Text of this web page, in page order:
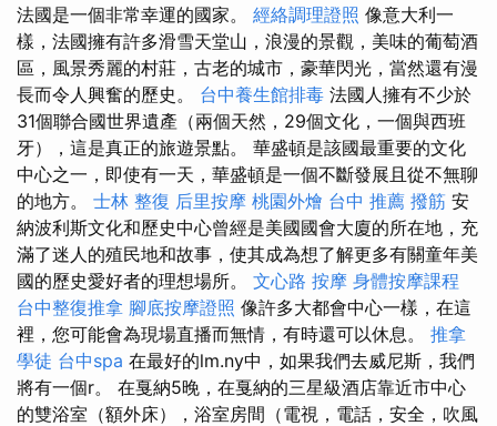
法國是一個非常幸運的國家。 經絡調理證照 像意大利一
樣，法國擁有許多滑雪天堂山，浪漫的景觀，美味的葡萄酒
區，風景秀麗的村莊，古老的城市，豪華閃光，當然還有漫
長而令人興奮的歷史。 台中養生館排毒 法國人擁有不少於
31個聯合國世界遺產（兩個天然，29個文化，一個與西班
牙），這是真正的旅遊景點。 華盛頓是該國最重要的文化
中心之一，即使有一天，華盛頓是一個不斷發展且從不無聊
的地方。 士林 整復 后里按摩 桃園外燴 台中 推薦 撥筋 安
納波利斯文化和歷史中心曾經是美國國會大廈的所在地，充
滿了迷人的殖民地和故事，使其成為想了解更多有關童年美
國的歷史愛好者的理想場所。 文心路 按摩 身體按摩課程
台中整復推拿 腳底按摩證照 像許多大都會中心一樣，在這
裡，您可能會為現場直播而無情，有時還可以休息。 推拿
學徒 台中spa 在最好的lm.ny中，如果我們去威尼斯，我們
將有一個r。 在戛納5晚，在戛納的三星級酒店靠近市中心
的雙浴室（額外床），浴室房間（電視，電話，安全，吹風